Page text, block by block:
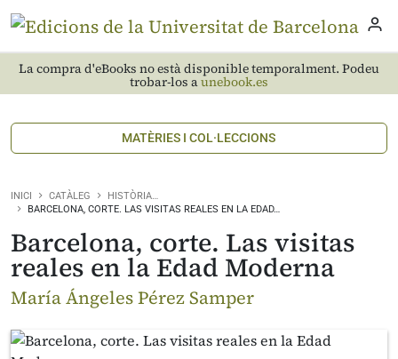
La compra d'eBooks no està disponible temporalment. Podeu
trobar-los aunebook.es
MATÈRIES I COL·LECCIONS
INICI CATÀLEG
HISTÒRIA…
BARCELONA, CORTE. LAS VISITAS REALES EN LA EDAD…
Barcelona, corte. Las visitas
reales en la Edad Moderna
María Ángeles Pérez Samper